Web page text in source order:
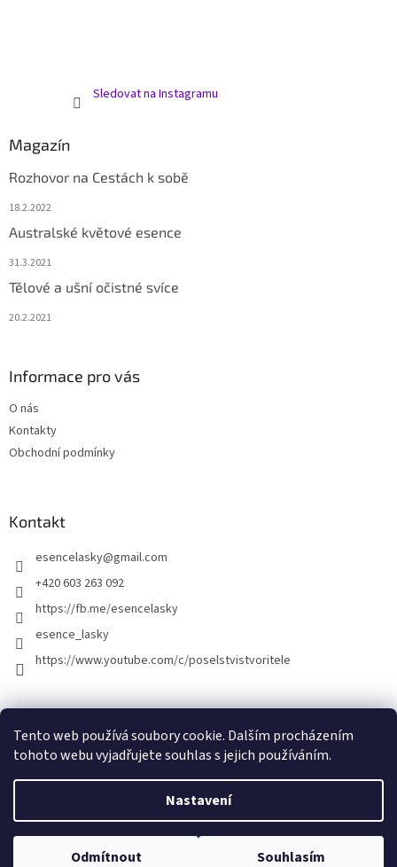
Tento web používá soubory cookie. Dalším procházením
tohoto webu vyjadřujete souhlas s jejich používáním.
Nastavení
Odmítnout Souhlasím
Sledovat na Instagramu
Magazín
Rozhovor na Cestách k sobě
18.2.2022
Australské květové esence
31.3.2021
Tělové a ušní očistné svíce
20.2.2021
Informace pro vás
O nás
Kontakty
Obchodní podmínky
Kontakt
esencelasky@gmail.com
+420 603 263 092
https://fb.me/esencelasky
esence_lasky
https://www.youtube.com/c/poselstvistvoritele
Vytvořil Shoptet
Copyright 2026Esence lásky . Všechna práva vyhrazena.